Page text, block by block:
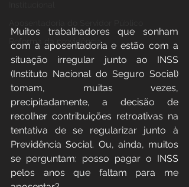
Reforma da previdência
Muitos trabalhadores que sonham
com a aposentadoria e estão com a
situação irregular junto ao INSS
(Instituto Nacional do Seguro Social)
tomam, muitas vezes,
precipitadamente, a decisão de
recolher contribuições retroativas na
tentativa de se regularizar junto à
Previdência Social. Ou, ainda, muitos
se perguntam: posso pagar o INSS
pelos anos que faltam para me